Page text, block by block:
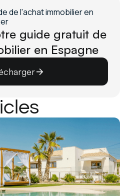
guide gratuit de
en Espagne